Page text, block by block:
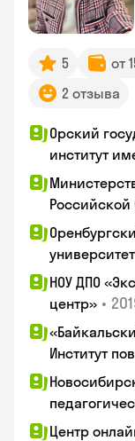
5 от
2 отзыва
Орский
институт
университет
НОУ ДПО
центр» •
Институт
Центр